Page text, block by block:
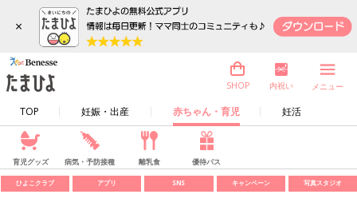
×
TOP 妊娠・出産 赤ちゃん・育児 妊活
SHOP 内祝い メニュー
育児グッズ 病気・予防接種 離乳食 優待パス
ひよこクラブ アプリ SNS キャンペーン 写真スタジオ